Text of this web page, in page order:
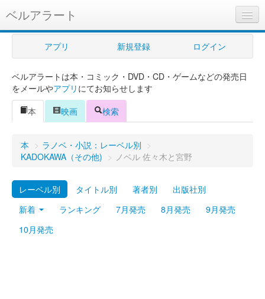
ベルアラート
ベルアラートとは
ヘルプ
新規登録
ログイン
購入管理
Myシェルフ
プレミアム
アプリ 新規登録 ログイン
ベルアラートは本・コミック・DVD・CD・ゲームなどの発売日
をメールやアプリ にてお知らせします
本
映画 検索
本 > ラノベ・小説：レーベル別 >
KADOKAWA（その他) > ノベル 佐々木と宮野
レーベル別 タイトル別 著者別
出版社別
新着
ランキング 7月発売 8月発売
9月発売
10月発売